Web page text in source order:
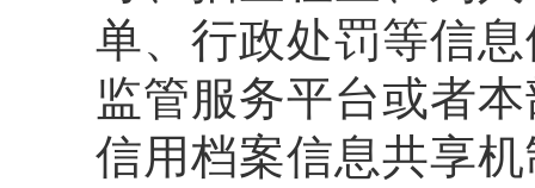
单、行政处罚等信
监管服务平台或者
信用档案信息共享